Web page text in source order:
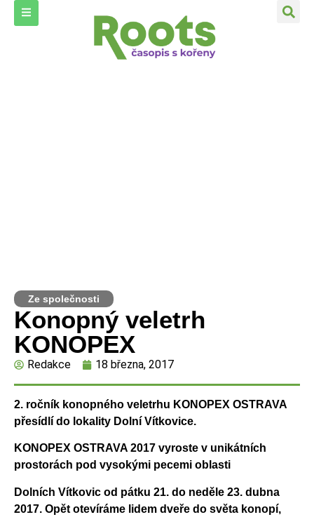
Ze společnosti
Konopný veletrh
KONOPEX
Redakce 18 března, 2017
2. ročník konopného veletrhu KONOPEX OSTRAVA
přesídlí do lokality Dolní Vítkovice.
KONOPEX OSTRAVA 2017 vyroste v unikátních
prostorách pod vysokými pecemi oblasti
Dolních Vítkovic od pátku 21. do neděle 23. dubna
2017. Opět otevíráme lidem dveře do světa konopí,